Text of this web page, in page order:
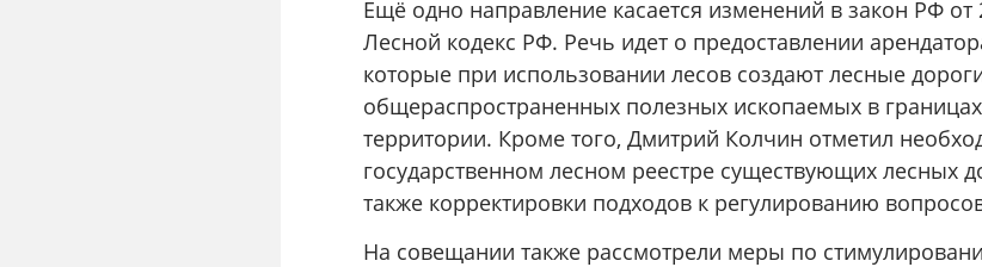
Ещё одно направление касается изменений в закон РФ от
Лесной кодекс РФ. Речь идет о предоставлении
которые при использовании лесов создают лесные
общераспространенных полезных ископаемых в
территории. Кроме того, Дмитрий Колчин отметил
государственном лесном реестре существующих лесных
также корректировки подходов к регулированию
На совещании также рассмотрели меры по